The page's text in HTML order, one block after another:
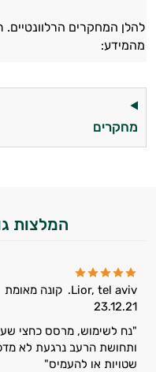
להלן המחקרים
מהמידע:
מחקרים
המלצות
Lior, tel aviv.
קונה מאומת
23.12.21
"נח לשימוש, מרסס כחצי
ותחושת הרעב נרגעת לא
שטויות או להעמיס"
ותזונת הספורט.
יום וגם בתחום
זה הזמן להתחיל.